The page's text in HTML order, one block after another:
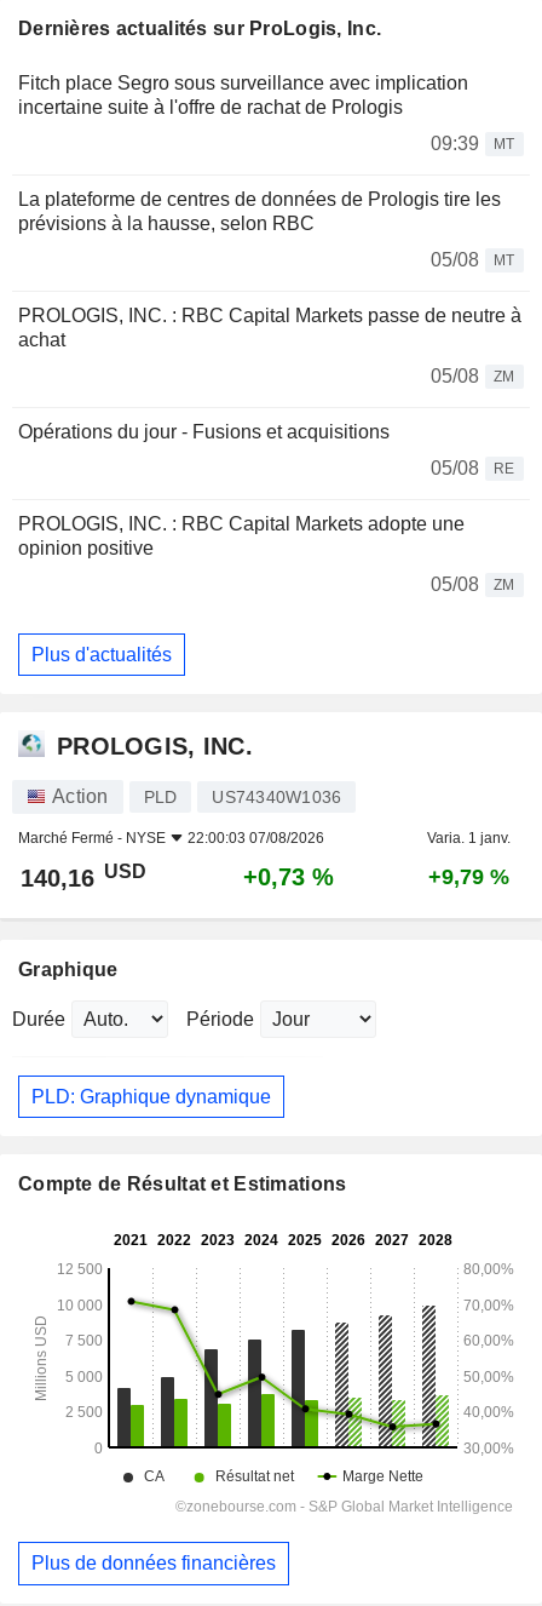
Dernières actualités sur ProLogis, Inc.
Fitch place Segro sous surveillance avec implication
incertaine suite à l'offre de rachat de Prologis
09:39
MT
La plateforme de centres de données de Prologis tire les
prévisions à la hausse, selon RBC
05/08
MT
PROLOGIS, INC. : RBC Capital Markets passe de neutre à
achat
05/08
ZM
Opérations du jour - Fusions et acquisitions
05/08
RE
PROLOGIS, INC. : RBC Capital Markets adopte une
opinion positive
05/08
ZM
Plus d'actualités
PROLOGIS, INC.
Action PLD US74340W1036
Marché Fermé - NYSE 22:00:03 07/08/2026 Varia. 1 janv.
140,16 USD +0,73 % +9,79 %
Graphique
Durée Période
PLD: Graphique dynamique
Compte de Résultat et Estimations
Plus de données financières